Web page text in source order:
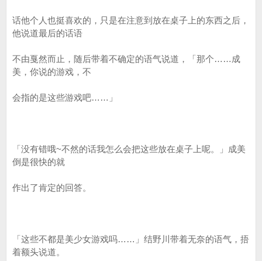
话他个人也挺喜欢的，只是在注意到放在桌子上的东西之后，
他说道最后的话语
不由戛然而止，随后带着不确定的语气说道，「那个……成
美，你说的游戏，不
会指的是这些游戏吧……」
「没有错哦~不然的话我怎么会把这些放在桌子上呢。」成美
倒是很快的就
作出了肯定的回答。
「这些不都是美少女游戏吗……」结野川带着无奈的语气，捂
着额头说道。